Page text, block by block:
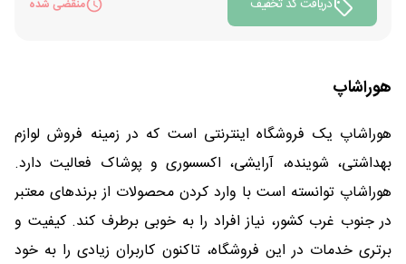
دریافت کد تخفیف منقضی شده
هوراشاپ
هوراشاپ یک فروشگاه اینترنتی است که در زمینه فروش لوازم
بهداشتی، شوینده، آرایشی، اکسسوری و پوشاک فعالیت دارد.
هوراشاپ توانسته است با وارد کردن محصولات از برندهای معتبر
در جنوب غرب کشور، نیاز افراد را به خوبی برطرف کند. کیفیت و
برتری خدمات در این فروشگاه، تاکنون کاربران زیادی را به خود